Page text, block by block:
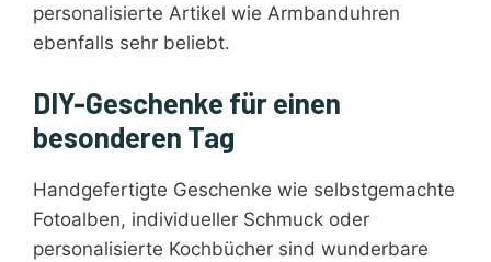
personalisierte Artikel wie Armbanduhren
ebenfalls sehr beliebt.
DIY-Geschenke für einen
besonderen Tag
Handgefertigte Geschenke wie selbstgemachte
Fotoalben, individueller Schmuck oder
personalisierte Kochbücher sind wunderbare